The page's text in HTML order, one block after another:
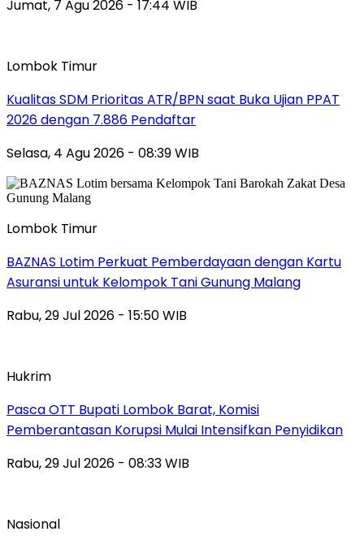
Jumat, 7 Agu 2026 - 17:44 WIB
Lombok Timur
Kualitas SDM Prioritas ATR/BPN saat Buka Ujian PPAT
2026 dengan 7.886 Pendaftar
Selasa, 4 Agu 2026 - 08:39 WIB
Lombok Timur
BAZNAS Lotim Perkuat Pemberdayaan dengan Kartu
Asuransi untuk Kelompok Tani Gunung Malang
Rabu, 29 Jul 2026 - 15:50 WIB
Hukrim
Pasca OTT Bupati Lombok Barat, Komisi
Pemberantasan Korupsi Mulai Intensifkan Penyidikan
Rabu, 29 Jul 2026 - 08:33 WIB
Nasional